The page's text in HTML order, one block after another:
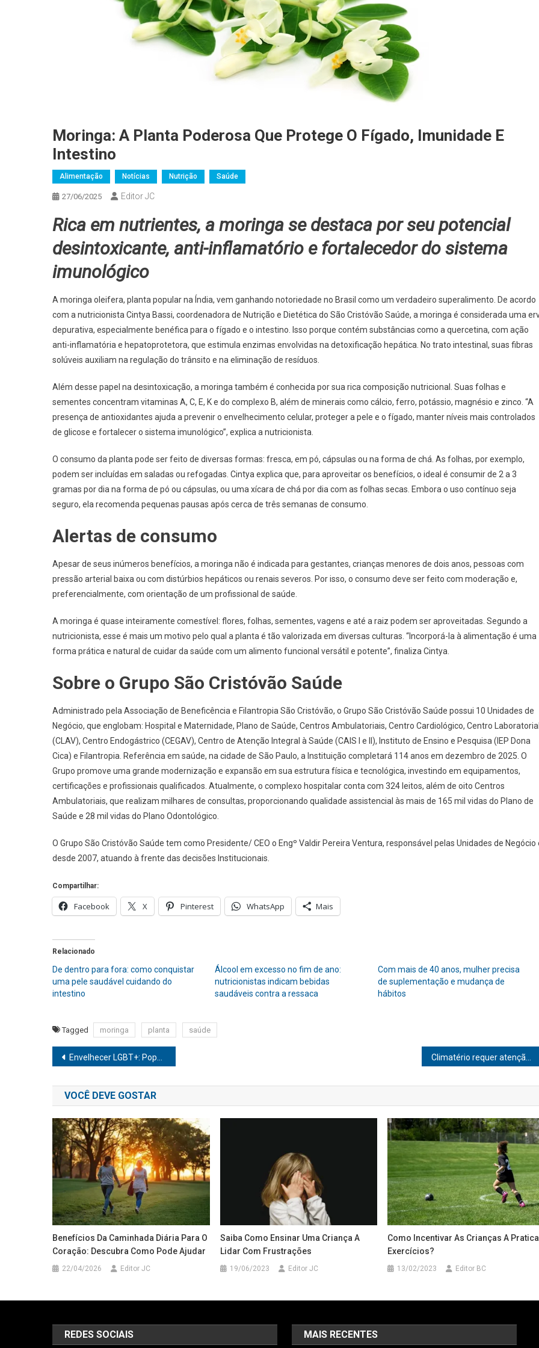
Moringa: A Planta Poderosa Que Protege O Fígado, Imunidade E
Intestino
Alimentação Notícias Nutrição Saúde
27/06/2025 Editor JC
Rica em nutrientes, a moringa se destaca por seu potencial
desintoxicante, anti-inflamatório e fortalecedor do sistema
imunológico
A moringa oleifera, planta popular na Índia, vem ganhando notoriedade no Brasil como um verdadeiro superalimento. De acordo
com a nutricionista Cintya Bassi, coordenadora de Nutrição e Dietética do São Cristóvão Saúde, a moringa é considerada uma
depurativa, especialmente benéfica para o fígado e o intestino. Isso porque contém substâncias como a quercetina, com ação
anti-inflamatória e hepatoprotetora, que estimula enzimas envolvidas na detoxificação hepática. No trato intestinal, suas fibras
solúveis auxiliam na regulação do trânsito e na eliminação de resíduos.
Além desse papel na desintoxicação, a moringa também é conhecida por sua rica composição nutricional. Suas folhas e
sementes concentram vitaminas A, C, E, K e do complexo B, além de minerais como cálcio, ferro, potássio, magnésio e zinco. “A
presença de antioxidantes ajuda a prevenir o envelhecimento celular, proteger a pele e o fígado, manter níveis mais controlados
de glicose e fortalecer o sistema imunológico”, explica a nutricionista.
O consumo da planta pode ser feito de diversas formas: fresca, em pó, cápsulas ou na forma de chá. As folhas, por exemplo,
podem ser incluídas em saladas ou refogadas. Cintya explica que, para aproveitar os benefícios, o ideal é consumir de 2 a 3
gramas por dia na forma de pó ou cápsulas, ou uma xícara de chá por dia com as folhas secas. Embora o uso contínuo seja
seguro, ela recomenda pequenas pausas após cerca de três semanas de consumo.
Alertas de consumo
Apesar de seus inúmeros benefícios, a moringa não é indicada para gestantes, crianças menores de dois anos, pessoas com
pressão arterial baixa ou com distúrbios hepáticos ou renais severos. Por isso, o consumo deve ser feito com moderação e,
preferencialmente, com orientação de um profissional de saúde.
A moringa é quase inteiramente comestível: flores, folhas, sementes, vagens e até a raiz podem ser aproveitadas. Segundo a
nutricionista, esse é mais um motivo pelo qual a planta é tão valorizada em diversas culturas. “Incorporá-la à alimentação é uma
forma prática e natural de cuidar da saúde com um alimento funcional versátil e potente”, finaliza Cintya.
Sobre o Grupo São Cristóvão Saúde
Administrado pela Associação de Beneficência e Filantropia São Cristóvão, o Grupo São Cristóvão Saúde possui 10 Unidades de
Negócio, que englobam: Hospital e Maternidade, Plano de Saúde, Centros Ambulatoriais, Centro Cardiológico, Centro
(CLAV), Centro Endogástrico (CEGAV), Centro de Atenção Integral à Saúde (CAIS I e II), Instituto de Ensino e Pesquisa (IEP Dona
Cica) e Filantropia. Referência em saúde, na cidade de São Paulo, a Instituição completará 114 anos em dezembro de 2025. O
Grupo promove uma grande modernização e expansão em sua estrutura física e tecnológica, investindo em equipamentos,
certificações e profissionais qualificados. Atualmente, o complexo hospitalar conta com 324 leitos, além de oito Centros
Ambulatoriais, que realizam milhares de consultas, proporcionando qualidade assistencial às mais de 165 mil vidas do Plano de
Saúde e 28 mil vidas do Plano Odontológico.
O Grupo São Cristóvão Saúde tem como Presidente/ CEO o Engº Valdir Pereira Ventura, responsável pelas Unidades de Negócio
desde 2007, atuando à frente das decisões Institucionais.
Compartilhar:
Facebook X Pinterest WhatsApp Mais
Relacionado
De dentro para fora: como conquistar
uma pele saudável cuidando do
intestino
Álcool em excesso no fim de ano:
nutricionistas indicam bebidas
saudáveis contra a ressaca
Com mais de 40 anos, mulher precisa
de suplementação e mudança de
hábitos
Tagged moringa planta saúde
Navegação
de
Post
Envelhecer LGBT+: População enfrenta isolamento e vulnerabilidade mental, aponta estudo
VOCÊ DEVE GOSTAR
Benefícios Da Caminhada Diária Para O
Coração: Descubra Como Pode Ajudar
22/04/2026 Editor JC
Saiba Como Ensinar Uma Criança A
Lidar Com Frustrações
19/06/2023 Editor JC
Como Incentivar As Crianças A
Exercícios?
13/02/2023 Editor BC
REDES SOCIAIS MAIS RECENTES